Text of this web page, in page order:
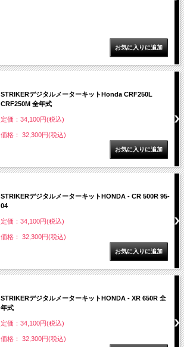
STRIKERデジタルメーターキットHonda CRF250L
CRF250M 全年式
定価：34,100円(税込)
価格： 32,300円(税込)
STRIKERデジタルメーターキットHONDA - CR 500R 95-
04
定価：34,100円(税込)
価格： 32,300円(税込)
STRIKERデジタルメーターキットHONDA - XR 650R 全
年式
定価：34,100円(税込)
価格： 32,300円(税込)